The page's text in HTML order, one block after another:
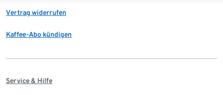
Vertrag widerrufen
Kaffee-Abo kündigen
Service & Hilfe